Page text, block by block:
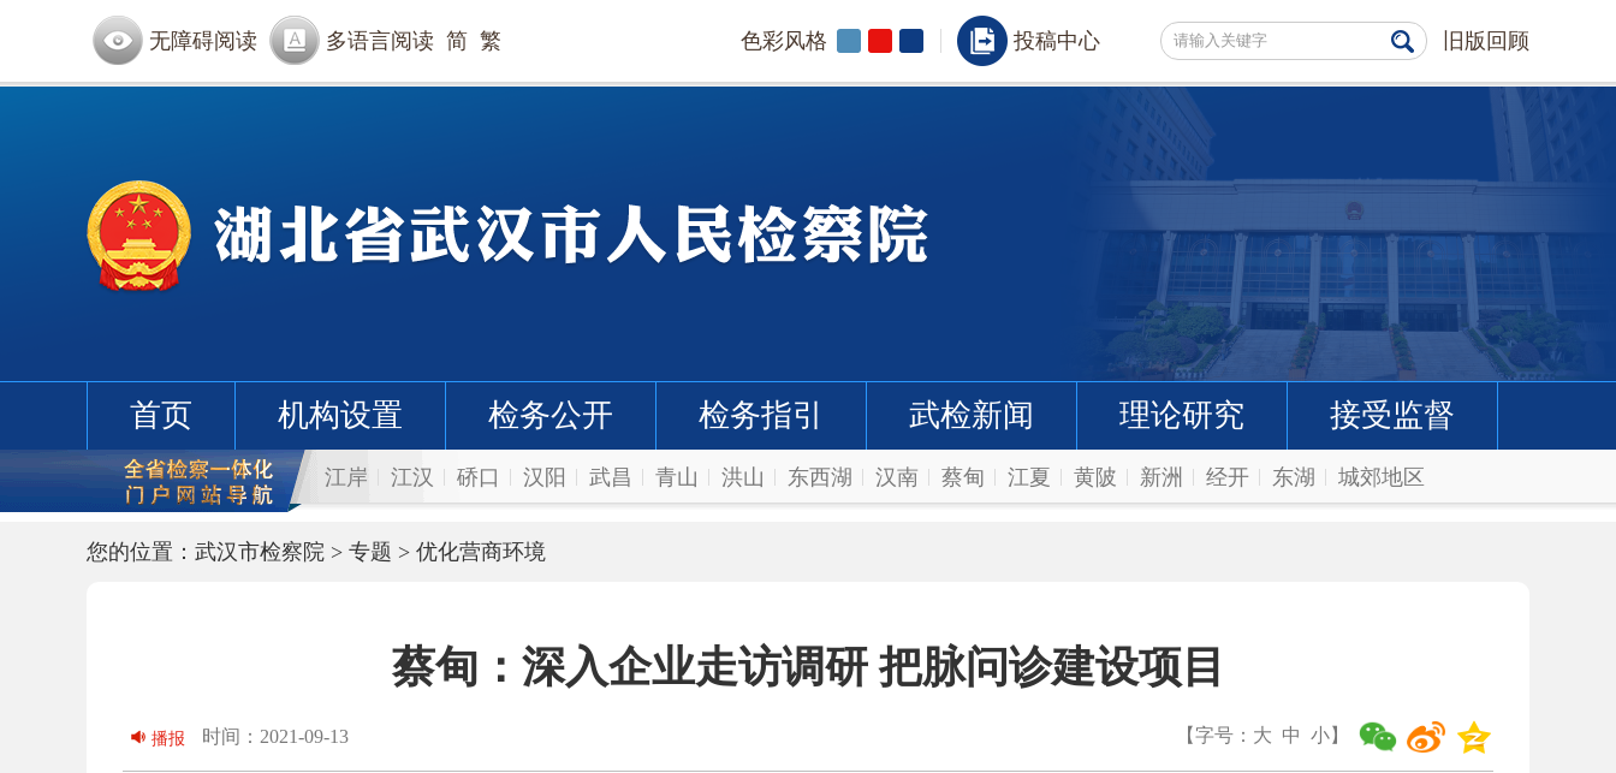
无障碍阅读 多语言阅读 简 繁 色彩风格 投稿中心 旧版回顾
首页 机构设置 检务公开 检务指引 武检新闻 理论研究 接受监督
江岸 江汉 硚口 汉阳 武昌 青山 洪山 东西湖 汉南 蔡甸 江夏 黄陂 新洲 经开 东湖 城郊地区
您的位置： 武汉市检察院 > 专题 > 优化营商环境
蔡甸：深入企业走访调研 把脉问诊建设项目
【字号： 大 中 小】
播报 时间：2021-09-13